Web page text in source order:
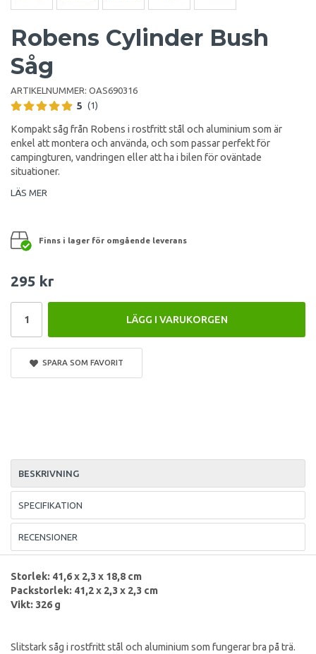
Robens Cylinder Bush
Såg
ARTIKELNUMMER: OAS690316
5 (1)
Kompakt såg från Robens i rostfritt stål och aluminium som är
enkel att montera och använda, och som passar perfekt för
campingturen, vandringen eller att ha i bilen för oväntade
situationer.
LÄS MER
Finns i lager för omgående leverans
295 kr
LÄGG I VARUKORGEN
SPARA SOM FAVORIT
BESKRIVNING
SPECIFIKATION
RECENSIONER
Storlek: 41,6 x 2,3 x 18,8 cm
Packstorlek: 41,2 x 2,3 x 2,3 cm
Vikt: 326 g
Slitstark såg i rostfritt stål och aluminium som fungerar bra på trä.